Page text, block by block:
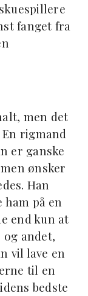
fanget fra
men det
En rigmand
er ganske
ønsker
Han
på en
end kun at
andet,
vil lave en
til en
bedste